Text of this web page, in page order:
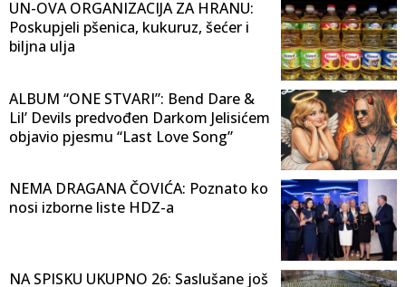
UN-OVA ORGANIZACIJA ZA HRANU:
Poskupjeli pšenica, kukuruz, šećer i
biljna ulja
ALBUM “ONE STVARI”: Bend Dare &
Lil’ Devils predvođen Darkom Jelisićem
objavio pjesmu “Last Love Song”
NEMA DRAGANA ČOVIĆA: Poznato ko
nosi izborne liste HDZ-a
NA SPISKU UKUPNO 26: Saslušane još